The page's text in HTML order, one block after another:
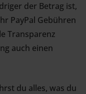
der Betrag ist,
PayPal Gebühren
Transparenz
auch einen
du alles, was du